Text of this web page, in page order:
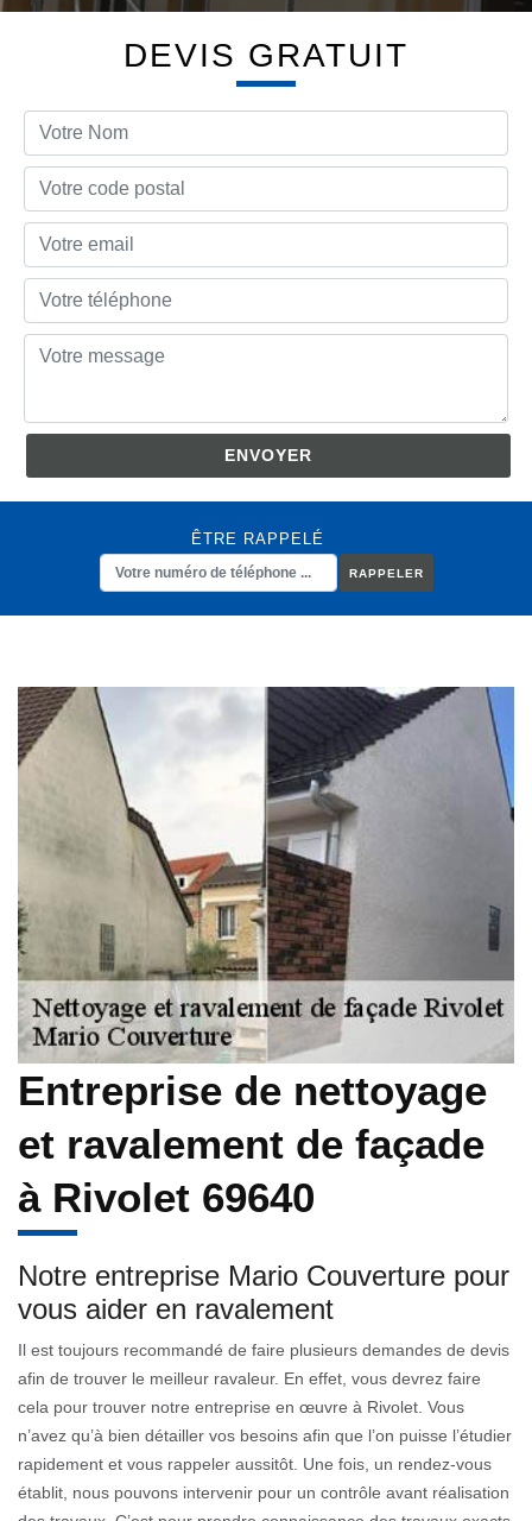
DEVIS GRATUIT
ÊTRE RAPPELÉ
Entreprise de nettoyage
et ravalement de façade
à Rivolet 69640
Notre entreprise Mario Couverture pour
vous aider en ravalement
Il est toujours recommandé de faire plusieurs demandes de devis
afin de trouver le meilleur ravaleur. En effet, vous devrez faire
cela pour trouver notre entreprise en œuvre à Rivolet. Vous
n’avez qu’à bien détailler vos besoins afin que l’on puisse l’étudier
rapidement et vous rappeler aussitôt. Une fois, un rendez-vous
établit, nous pouvons intervenir pour un contrôle avant réalisation